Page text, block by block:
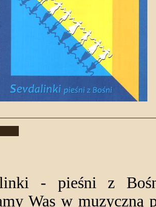
- pieśni z
Was w muzyczną